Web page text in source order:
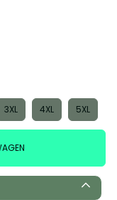
3XL 4XL 5XL